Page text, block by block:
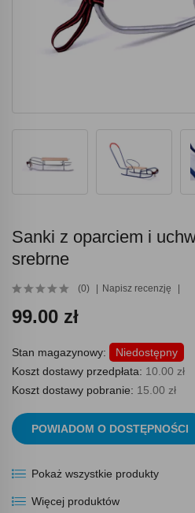
Sanki z oparciem i
srebrne
(0) Napisz recenzję
99.00 zł
Stan magazynowy:
Niedostępny
Koszt dostawy przedpłata: 10.00 zł
Koszt dostawy pobranie: 15.00 zł
POWIADOM O DOSTĘPNOŚCI
Pokaż wszystkie produkty
Więcej produktów